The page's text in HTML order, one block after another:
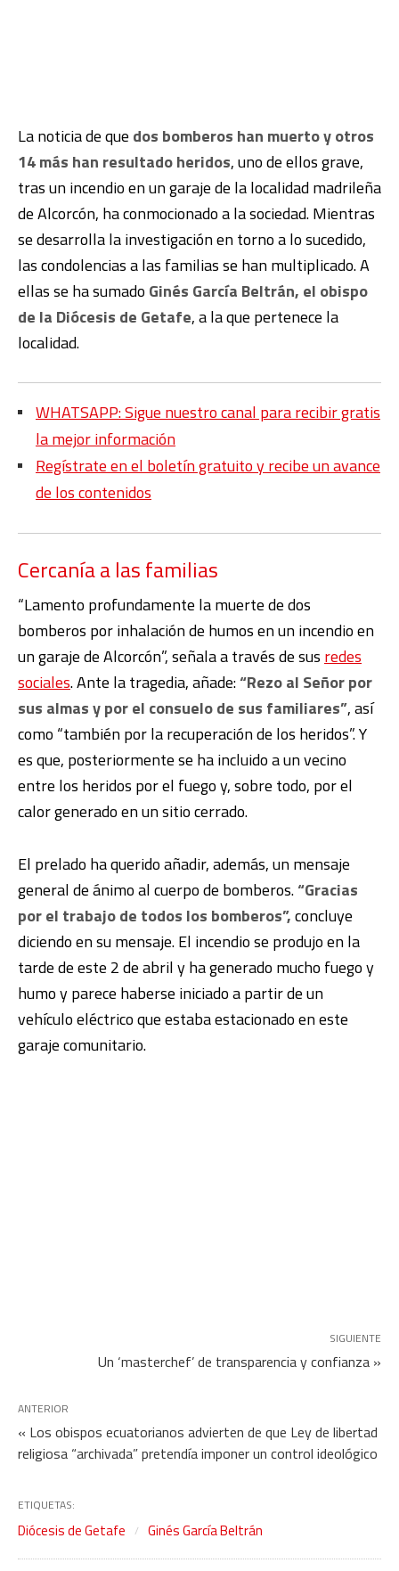
La noticia de que dos bomberos han muerto y otros
14 más han resultado heridos, uno de ellos grave,
tras un incendio en un garaje de la localidad madrileña
de Alcorcón, ha conmocionado a la sociedad. Mientras
se desarrolla la investigación en torno a lo sucedido,
las condolencias a las familias se han multiplicado. A
ellas se ha sumado Ginés García Beltrán, el obispo
de la Diócesis de Getafe, a la que pertenece la
localidad.
WHATSAPP: Sigue nuestro canal para recibir gratis
la mejor información
Regístrate en el boletín gratuito y recibe un avance
de los contenidos
Cercanía a las familias
“Lamento profundamente la muerte de dos
bomberos por inhalación de humos en un incendio en
un garaje de Alcorcón”, señala a través de sus redes
sociales. Ante la tragedia, añade:“Rezo al Señor por
sus almas y por el consuelo de sus familiares”, así
como “también por la recuperación de los heridos”. Y
es que, posteriormente se ha incluido a un vecino
entre los heridos por el fuego y, sobre todo, por el
calor generado en un sitio cerrado.
El prelado ha querido añadir, además, un mensaje
general de ánimo al cuerpo de bomberos.“Gracias
por el trabajo de todos los bomberos”,concluye
diciendo en su mensaje. El incendio se produjo en la
tarde de este 2 de abril y ha generado mucho fuego y
humo y parece haberse iniciado a partir de un
vehículo eléctrico que estaba estacionado en este
garaje comunitario.
SIGUIENTE
Un ‘masterchef’ de transparencia y confianza »
ANTERIOR
« Los obispos ecuatorianos advierten de que Ley de libertad
religiosa “archivada” pretendía imponer un control ideológico
ETIQUETAS:
Diócesis de Getafe Ginés García Beltrán